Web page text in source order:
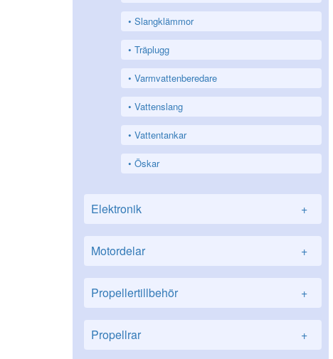
Slangklämmor
Träplugg
Varmvattenberedare
Vattenslang
Vattentankar
Öskar
Elektronik +
Motordelar +
Propellertillbehör +
Propellrar +